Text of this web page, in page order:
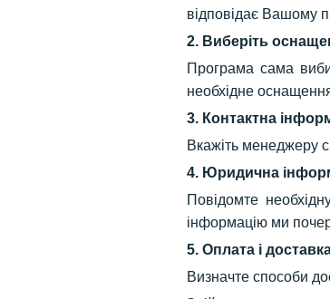
відповідає Вашому
2. Виберіть
Програма сама
необхідне
3. Контактна
Вкажіть менеджеру
4. Юридична
Повідомте
інформацію ми
5. Оплата і
Визначте способи